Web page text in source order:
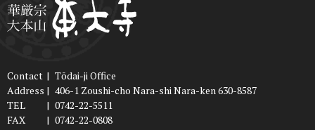
Contact | Tōdai-ji Office
Address | 406-1 Zoushi-cho Nara-shi Nara-ken 630-8587
TEL
| 0742-22-5511
FAX
| 0742-22-0808